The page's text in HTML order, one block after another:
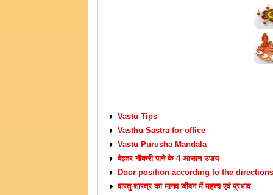
Vastu Tips
Vasthu Sastra for office
Vastu Purusha Mandala
बेहतर नौकरी पाने के 4 आसान उपाय
Door position according to the directions
वास्तु शास्त्र का मानव जीवन में महत्त्व एवं प्रभाव